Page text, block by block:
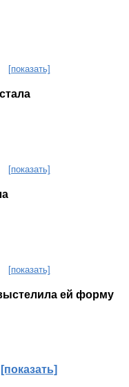
[показать]
[показать]
[показать]
ей форму
[показать]